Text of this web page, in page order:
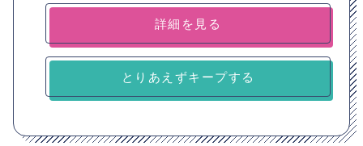
詳細を見る
とりあえずキープする